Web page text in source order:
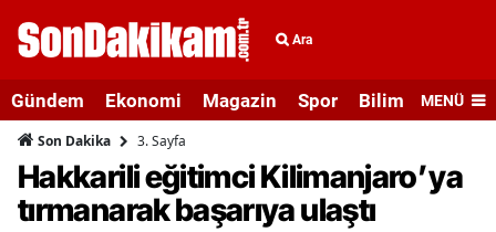
Ara
Gündem Ekonomi Magazin Spor Bilim veMENÜ
Son Dakika 3. Sayfa
Hakkarili eğitimci Kilimanjaro’ya
tırmanarak başarıya ulaştı